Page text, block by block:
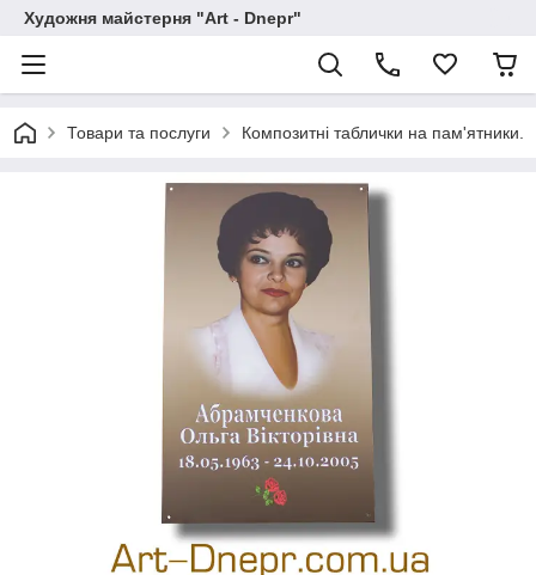
Художня майстерня "Art - Dnepr"
Товари та послуги Композитні таблички на пам'ятники.